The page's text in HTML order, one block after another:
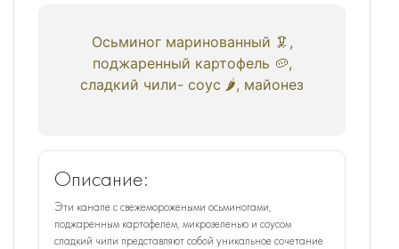
Осьминог маринованный 🦑,
поджаренный картофель 🥔,
сладкий чили- соус 🌶, майонез
Описание:
Эти канапе с свежеморожеными осьминогами,
поджаренным картофелем, микрозеленью и соусом
сладкий чили представляют собой уникальное сочетание